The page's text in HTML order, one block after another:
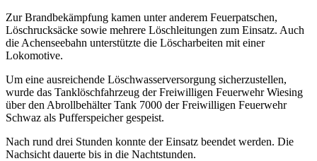
Zur Brandbekämpfung kamen unter anderem Feuerpatschen,
Löschrucksäcke sowie mehrere Löschleitungen zum Einsatz. Auch
die Achenseebahn unterstützte die Löscharbeiten mit einer
Lokomotive.
Um eine ausreichende Löschwasserversorgung sicherzustellen,
wurde das Tanklöschfahrzeug der Freiwilligen Feuerwehr Wiesing
über den Abrollbehälter Tank 7000 der Freiwilligen Feuerwehr
Schwaz als Pufferspeicher gespeist.
Nach rund drei Stunden konnte der Einsatz beendet werden. Die
Nachsicht dauerte bis in die Nachtstunden.